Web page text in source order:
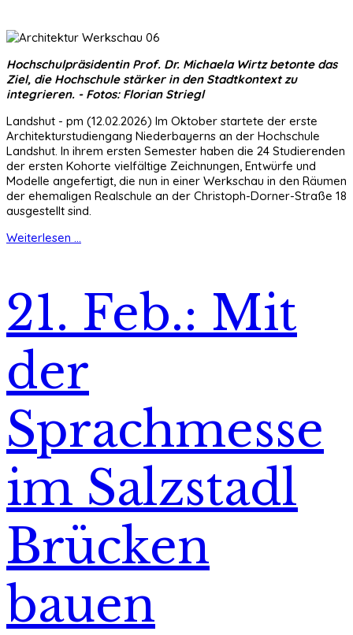
Hochschulpräsidentin Prof. Dr. Michaela Wirtz betonte das
Ziel, die Hochschule stärker in den Stadtkontext zu
integrieren. - Fotos: Florian Striegl
Landshut - pm (12.02.2026) Im Oktober startete der erste
Architekturstudiengang Niederbayerns an der Hochschule
Landshut. In ihrem ersten Semester haben die 24 Studierenden
der ersten Kohorte vielfältige Zeichnungen, Entwürfe und
Modelle angefertigt, die nun in einer Werkschau in den Räumen
der ehemaligen Realschule an der Christoph-Dorner-Straße 18
ausgestellt sind.
Weiterlesen ...
21. Feb.: Mit
der
Sprachmesse
im Salzstadl
Brücken
bauen